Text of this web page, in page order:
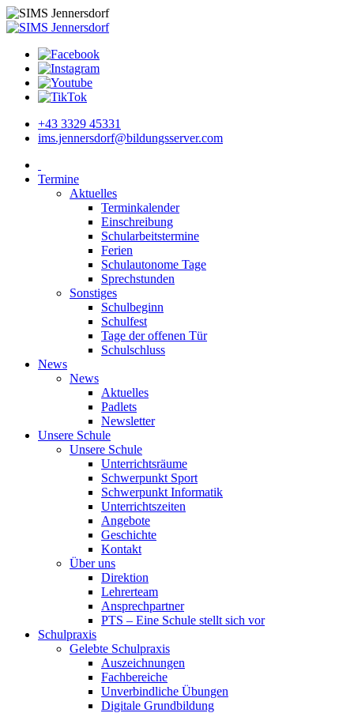
+43 3329 45331
ims.jennersdorf@bildungsserver.com
Termine
Aktuelles
Terminkalender
Einschreibung
Schularbeitstermine
Ferien
Schulautonome Tage
Sprechstunden
Sonstiges
Schulbeginn
Schulfest
Tage der offenen Tür
Schulschluss
News
News
Aktuelles
Padlets
Newsletter
Unsere Schule
Unsere Schule
Unterrichtsräume
Schwerpunkt Sport
Schwerpunkt Informatik
Unterrichtszeiten
Angebote
Geschichte
Kontakt
Über uns
Direktion
Lehrerteam
Ansprechpartner
PTS – Eine Schule stellt sich vor
Schulpraxis
Gelebte Schulpraxis
Auszeichnungen
Fachbereiche
Unverbindliche Übungen
Digitale Grundbildung